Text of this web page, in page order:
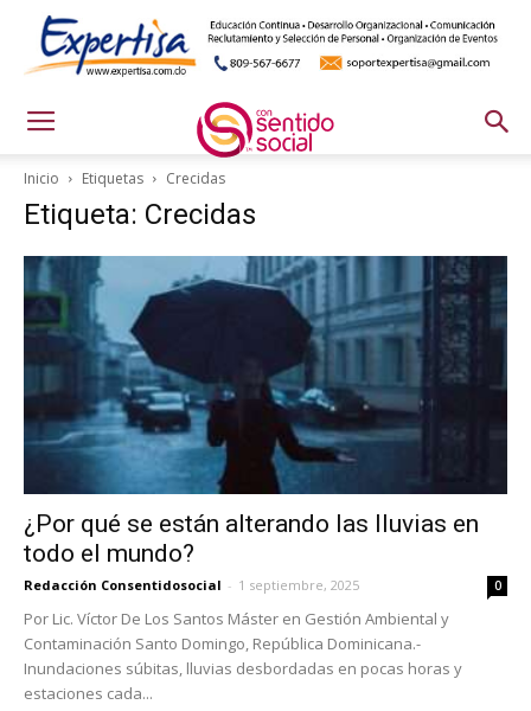
Inicio Etiquetas Crecidas
Etiqueta: Crecidas
¿Por qué se están alterando las lluvias en
todo el mundo?
Redacción Consentidosocial - 1 septiembre, 2025 0
Por Lic. Víctor De Los Santos Máster en Gestión Ambiental y
Contaminación Santo Domingo, República Dominicana.-
Inundaciones súbitas, lluvias desbordadas en pocas horas y
estaciones cada...